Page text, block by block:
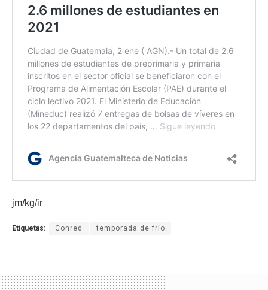
jm/kg/ir
Etiquetas: Conred temporada de frío